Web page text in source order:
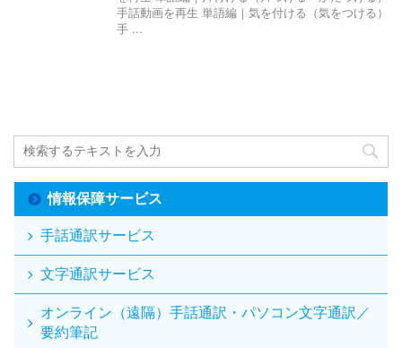
手話動画を再生 単語編｜気を付ける（気をつける）
手 ...
情報保障サービス
手話通訳サービス
文字通訳サービス
オンライン（遠隔）手話通訳・パソコン文字通訳／
要約筆記